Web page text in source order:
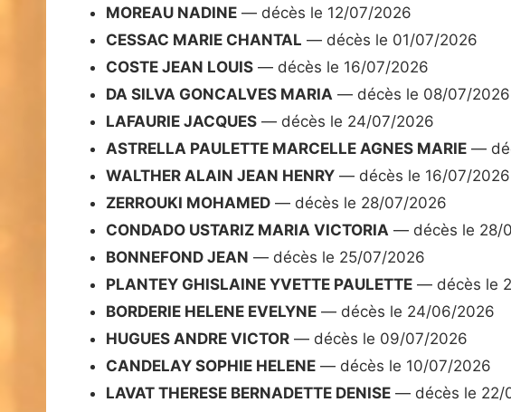
MOREAU NADINE — décès le 12/07/2026
CESSAC MARIE CHANTAL — décès le 01/07/2026
COSTE JEAN LOUIS — décès le 16/07/2026
DA SILVA GONCALVES MARIA — décès le 08/07/2026
LAFAURIE JACQUES — décès le 24/07/2026
ASTRELLA PAULETTE MARCELLE AGNES MARIE —
WALTHER ALAIN JEAN HENRY — décès le 16/07/2026
ZERROUKI MOHAMED — décès le 28/07/2026
CONDADO USTARIZ MARIA VICTORIA — décès le 28/
BONNEFOND JEAN — décès le 25/07/2026
PLANTEY GHISLAINE YVETTE PAULETTE — décès le
BORDERIE HELENE EVELYNE — décès le 24/06/2026
HUGUES ANDRE VICTOR — décès le 09/07/2026
CANDELAY SOPHIE HELENE — décès le 10/07/2026
LAVAT THERESE BERNADETTE DENISE — décès le 22/